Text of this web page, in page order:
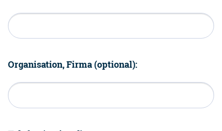
Organisation, Firma (optional):